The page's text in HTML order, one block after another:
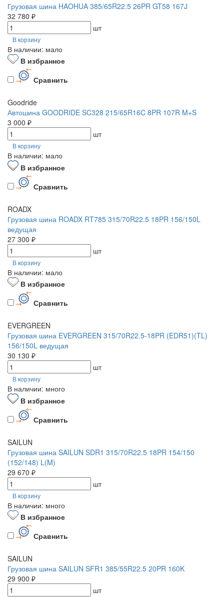
Грузовая шина HAOHUA 385/65R22.5 26PR GT58 167J
32 780 ₽
шт
В корзину
В наличии: мало
В избранное
Сравнить
Goodride
Автошина GOODRIDE SC328 215/65R16C 8PR 107R M+S
3 000 ₽
шт
В корзину
В наличии: мало
В избранное
Сравнить
ROADX
Грузовая шина ROADX RT785 315/70R22.5 18PR 156/150L
ведущая
27 300 ₽
шт
В корзину
В наличии: мало
В избранное
Сравнить
EVERGREEN
Грузовая шина EVERGREEN 315/70R22.5-18PR (EDR51)(TL)
156/150L ведущая
30 130 ₽
шт
В корзину
В наличии: много
В избранное
Сравнить
SAILUN
Грузовая шина SAILUN SDR1 315/70R22.5 18PR 154/150
(152/148) L(M)
29 670 ₽
шт
В корзину
В наличии: много
В избранное
Сравнить
SAILUN
Грузовая шина SAILUN SFR1 385/55R22.5 20PR 160K
29 900 ₽
шт